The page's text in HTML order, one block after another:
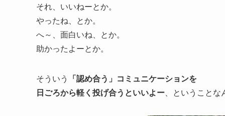
それ、いいねーとか。
やったね、とか。
へ～、面白いね、とか。
助かったよーとか。
そういう 「認め合う」コミュニケーションを
日ごろから軽く投げ合うといいよー、ということな